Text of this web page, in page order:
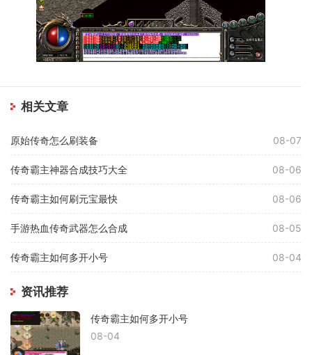
相关文章
原始传奇怎么刷装备 08-07
传奇霸主神器合成技巧大全 08-06
传奇霸主如何刷元宝最快 08-06
手游热血传奇武器怎么合成 08-05
传奇霸主如何多开小号 08-04
资讯推荐
传奇霸主如何多开小号
08-04